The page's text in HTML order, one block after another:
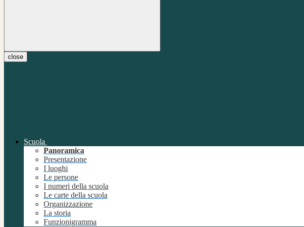
close
Scuola
Panoramica
Presentazione
I luoghi
Le persone
I numeri della scuola
Le carte della scuola
Organizzazione
La storia
Funzionigramma